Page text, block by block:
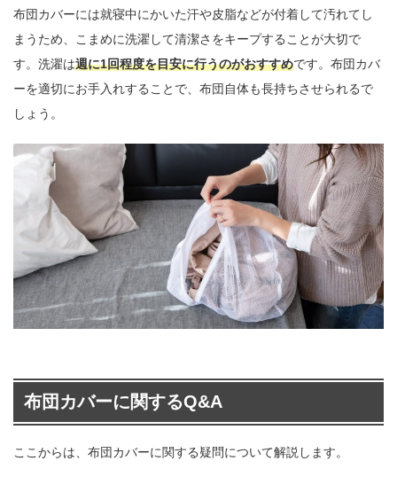
布団カバーには就寝中にかいた汗や皮脂などが付着して汚れてし
まうため、こまめに洗濯して清潔さをキープすることが大切で
す。洗濯は週に1回程度を目安に行うのがおすすめです。布団カバ
ーを適切にお手入れすることで、布団自体も長持ちさせられるで
しょう。
布団カバーに関するQ&A
ここからは、布団カバーに関する疑問について解説します。